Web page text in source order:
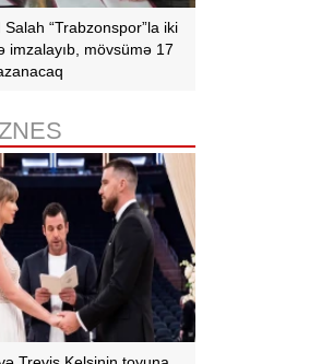
“Trabzonspor”la iki
imzalayıb, mövsümə 17